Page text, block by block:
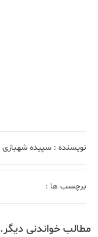
نویسنده : سپیده شهبازی
برچسب ها :
مطالب خواندنی